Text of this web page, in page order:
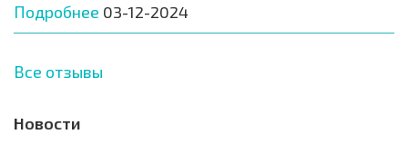
Подробнее 03-12-2024
Все отзывы
Новости